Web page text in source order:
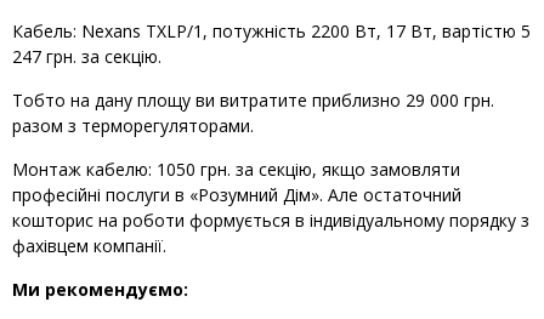
Кабель: Nexans TXLP/1, потужність 2200 Вт, 17 Вт, вартістю 5
247 грн. за секцію.
Тобто на дану площу ви витратите приблизно 29 000 грн.
разом з терморегуляторами.
Монтаж кабелю: 1050 грн. за секцію, якщо замовляти
професійні послуги в «Розумний Дім». Але остаточний
кошторис на роботи формується в індивідуальному порядку з
фахівцем компанії.
Ми рекомендуємо: